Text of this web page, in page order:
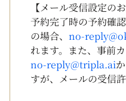
【メール受信設定のお
予約完了時の予約確
の場合、 no-
れます。また、事前
no-reply@tripla.ai
すが、メールの受信